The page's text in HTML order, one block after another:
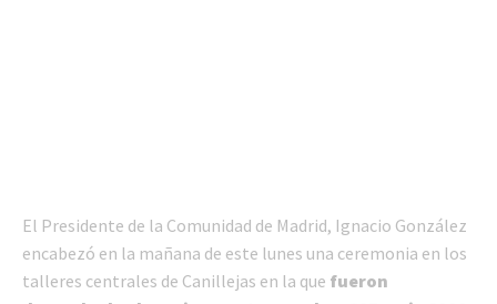
El Presidente de la Comunidad de Madrid, Ignacio González
encabezó en la mañana de este lunes una ceremonia en los
talleres centrales de Canillejas en la que fueron